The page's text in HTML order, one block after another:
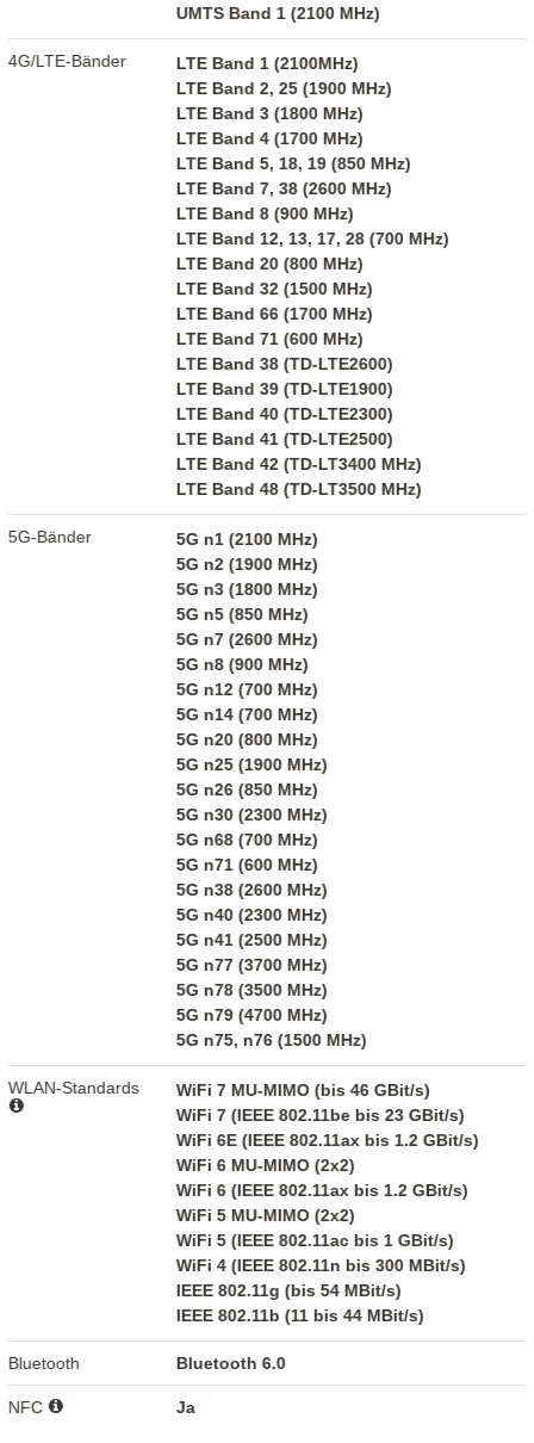
UMTS Band 1 (2100 MHz)
4G/LTE-Bänder
LTE Band 1 (2100MHz)
LTE Band 2, 25 (1900 MHz)
LTE Band 3 (1800 MHz)
LTE Band 4 (1700 MHz)
LTE Band 5, 18, 19 (850 MHz)
LTE Band 7, 38 (2600 MHz)
LTE Band 8 (900 MHz)
LTE Band 12, 13, 17, 28 (700 MHz)
LTE Band 20 (800 MHz)
LTE Band 32 (1500 MHz)
LTE Band 66 (1700 MHz)
LTE Band 71 (600 MHz)
LTE Band 38 (TD-LTE2600)
LTE Band 39 (TD-LTE1900)
LTE Band 40 (TD-LTE2300)
LTE Band 41 (TD-LTE2500)
LTE Band 42 (TD-LT3400 MHz)
LTE Band 48 (TD-LT3500 MHz)
5G-Bänder
5G n1 (2100 MHz)
5G n2 (1900 MHz)
5G n3 (1800 MHz)
5G n5 (850 MHz)
5G n7 (2600 MHz)
5G n8 (900 MHz)
5G n12 (700 MHz)
5G n14 (700 MHz)
5G n20 (800 MHz)
5G n25 (1900 MHz)
5G n26 (850 MHz)
5G n30 (2300 MHz)
5G n68 (700 MHz)
5G n71 (600 MHz)
5G n38 (2600 MHz)
5G n40 (2300 MHz)
5G n41 (2500 MHz)
5G n77 (3700 MHz)
5G n78 (3500 MHz)
5G n79 (4700 MHz)
5G n75, n76 (1500 MHz)
WLAN-Standards
WiFi 7 MU-MIMO (bis 46 GBit/s)
WiFi 7 (IEEE 802.11be bis 23 GBit/s)
WiFi 6E (IEEE 802.11ax bis 1.2 GBit/s)
WiFi 6 MU-MIMO (2x2)
WiFi 6 (IEEE 802.11ax bis 1.2 GBit/s)
WiFi 5 MU-MIMO (2x2)
WiFi 5 (IEEE 802.11ac bis 1 GBit/s)
WiFi 4 (IEEE 802.11n bis 300 MBit/s)
IEEE 802.11g (bis 54 MBit/s)
IEEE 802.11b (11 bis 44 MBit/s)
Bluetooth Bluetooth 6.0
NFC Ja